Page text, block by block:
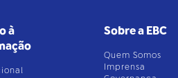
à
Sobre a EBC
Quem Somos
Imprensa